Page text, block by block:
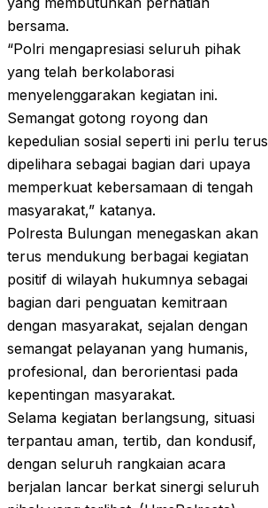
bersama.
“Polri mengapresiasi seluruh pihak
yang telah berkolaborasi
menyelenggarakan kegiatan ini.
Semangat gotong royong dan
kepedulian sosial seperti ini perlu terus
dipelihara sebagai bagian dari upaya
memperkuat kebersamaan di tengah
masyarakat,” katanya.
Polresta Bulungan menegaskan akan
terus mendukung berbagai kegiatan
positif di wilayah hukumnya sebagai
bagian dari penguatan kemitraan
dengan masyarakat, sejalan dengan
semangat pelayanan yang humanis,
profesional, dan berorientasi pada
kepentingan masyarakat.
Selama kegiatan berlangsung, situasi
terpantau aman, tertib, dan kondusif,
dengan seluruh rangkaian acara
berjalan lancar berkat sinergi seluruh